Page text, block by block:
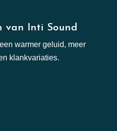
van Inti Sound
warmer geluid, meer
klankvariaties.